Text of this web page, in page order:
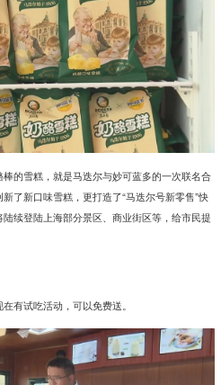
的雪糕，就是马迭尔与妙可蓝多的一次联名合
了新口味雪糕，更打造了“马迭尔号新零售”快
续登陆上海部分景区、商业街区等，给市民提
有试吃活动，可以免费送。